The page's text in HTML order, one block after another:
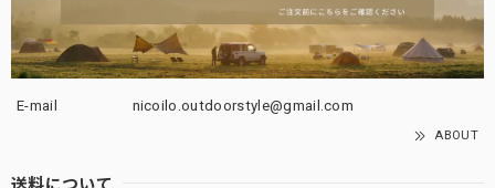
E-mail nicoilo.outdoorstyle@gmail.com
ABOUT
送料について